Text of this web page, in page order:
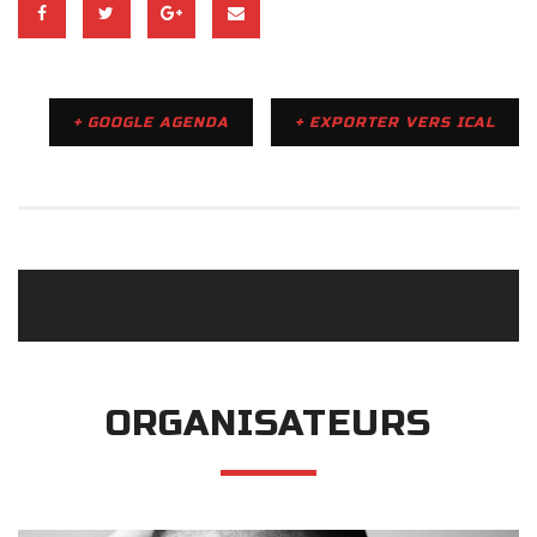
+ GOOGLE AGENDA + EXPORTER VERS ICAL
ORGANISATEURS